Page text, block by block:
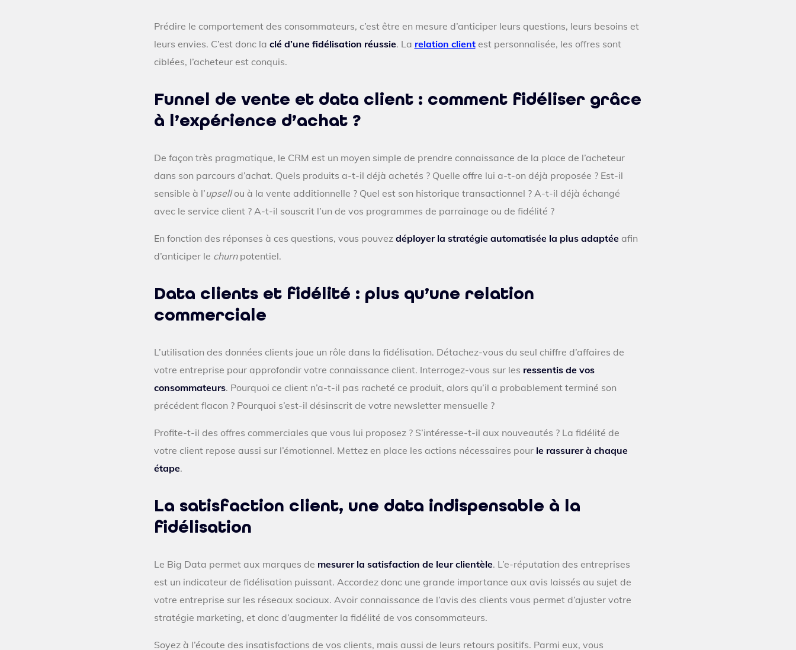
Prédire le comportement des consommateurs, c’est être en mesure d’anticiper leurs questions, leurs besoins et
leurs envies. C’est donc la clé d’une fidélisation réussie. La relation clientest personnalisée, les offres sont
ciblées, l’acheteur est conquis.
Funnel de vente et data client : comment fidéliser grâce
à l’expérience d’achat ?
De façon très pragmatique, le CRM est un moyen simple de prendre connaissance de la place de l’acheteur
dans son parcours d’achat. Quels produits a-t-il déjà achetés ? Quelle offre lui a-t-on déjà proposée ? Est-il
sensible à l’upsellou à la vente additionnelle ? Quel est son historique transactionnel ? A-t-il déjà échangé
avec le service client ? A-t-il souscrit l’un de vos programmes de parrainage ou de fidélité ?
En fonction des réponses à ces questions, vous pouvez déployer la stratégie automatisée la plus adaptéeafin
d’anticiper le churnpotentiel.
Data clients et fidélité : plus qu’une relation
commerciale
L’utilisation des données clients joue un rôle dans la fidélisation. Détachez-vous du seul chiffre d’affaires de
votre entreprise pour approfondir votre connaissance client. Interrogez-vous sur les ressentis de vos
consommateurs. Pourquoi ce client n’a-t-il pas racheté ce produit, alors qu’il a probablement terminé son
précédent flacon ? Pourquoi s’est-il désinscrit de votre newsletter mensuelle ?
Profite-t-il des offres commerciales que vous lui proposez ? S’intéresse-t-il aux nouveautés ? La fidélité de
votre client repose aussi sur l’émotionnel. Mettez en place les actions nécessaires pour le rassurer à chaque
étape.
La satisfaction client, une data indispensable à la
fidélisation
Le Big Data permet aux marques de mesurer la satisfaction de leur clientèle. L’e-réputation des entreprises
est un indicateur de fidélisation puissant. Accordez donc une grande importance aux avis laissés au sujet de
votre entreprise sur les réseaux sociaux. Avoir connaissance de l’avis des clients vous permet d’ajuster votre
stratégie marketing, et donc d’augmenter la fidélité de vos consommateurs.
Soyez à l’écoute des insatisfactions de vos clients, mais aussi de leurs retours positifs. Parmi eux, vous